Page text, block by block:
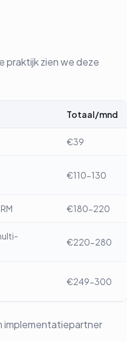
praktijk zien we deze
Totaal/mnd
€39
€110-130
€180-220
€220-280
€249-300
implementatiepartner